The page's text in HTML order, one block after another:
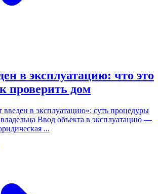
в эксплуатацию: что это
проверить дом
введен в эксплуатацию»: суть процедуры
Ввод объекта в эксплуатацию —
...